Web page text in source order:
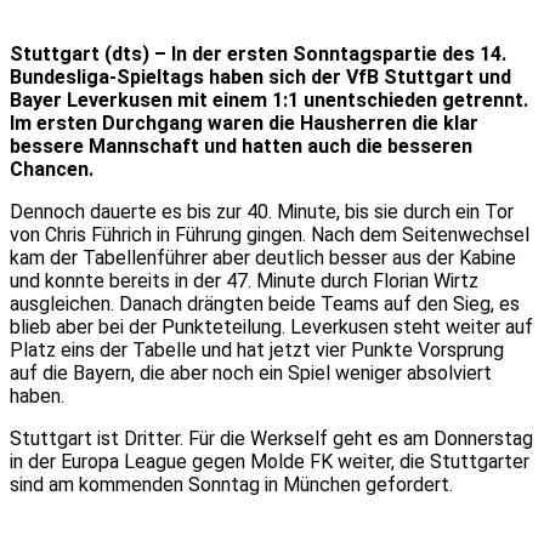
Stuttgart (dts) – In der ersten Sonntagspartie des 14.
Bundesliga-Spieltags haben sich der VfB Stuttgart und
Bayer Leverkusen mit einem 1:1 unentschieden getrennt.
Im ersten Durchgang waren die Hausherren die klar
bessere Mannschaft und hatten auch die besseren
Chancen.
Dennoch dauerte es bis zur 40. Minute, bis sie durch ein Tor
von Chris Führich in Führung gingen. Nach dem Seitenwechsel
kam der Tabellenführer aber deutlich besser aus der Kabine
und konnte bereits in der 47. Minute durch Florian Wirtz
ausgleichen. Danach drängten beide Teams auf den Sieg, es
blieb aber bei der Punkteteilung. Leverkusen steht weiter auf
Platz eins der Tabelle und hat jetzt vier Punkte Vorsprung
auf die Bayern, die aber noch ein Spiel weniger absolviert
haben.
Stuttgart ist Dritter. Für die Werkself geht es am Donnerstag
in der Europa League gegen Molde FK weiter, die Stuttgarter
sind am kommenden Sonntag in München gefordert.